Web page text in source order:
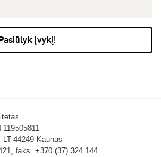
įvykį!
44249 Kaunas
faks. +370 (37) 324 144